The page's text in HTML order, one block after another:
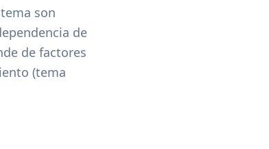
son
de
de factores
(tema